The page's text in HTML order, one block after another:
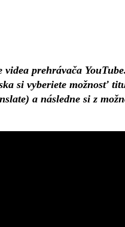
prehrávača
si vyberiete možnosť
a následne si z